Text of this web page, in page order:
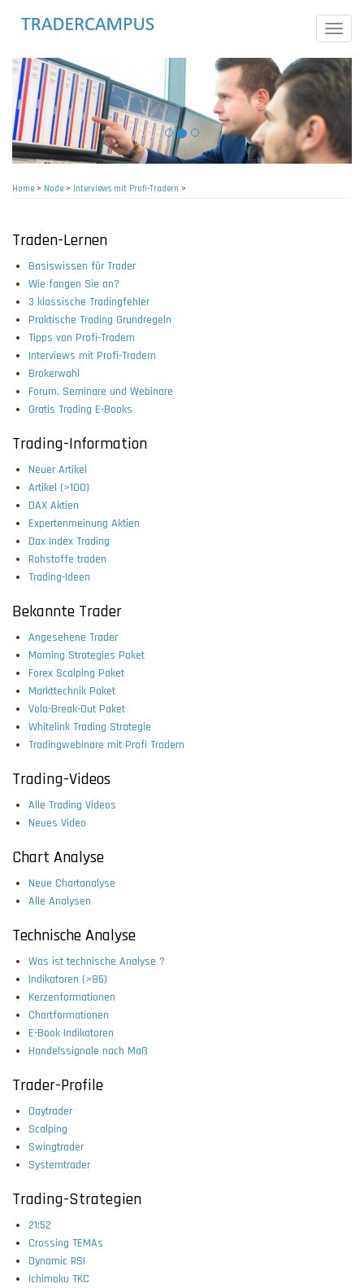
content
Toggle
Home> Node> Interviews mit Profi-Tradern >
Traden-Lernen
Basiswissen für Trader
Wie fangen Sie an?
3 klassische Tradingfehler
Praktische Trading Grundregeln
Tipps von Profi-Tradern
Interviews mit Profi-Tradern
Brokerwahl
Forum, Seminare und Webinare
Gratis Trading E-Books
Trading-Information
Neuer Artikel
Artikel (>100)
DAX Aktien
Expertenmeinung Aktien
Dax Index Trading
Rohstoffe traden
Trading-Ideen
Bekannte Trader
Angesehene Trader
Morning Strategies Paket
Forex Scalping Paket
Markttechnik Paket
Vola-Break-Out Paket
Whitelink Trading Strategie
Tradingwebinare mit Profi Tradern
Trading-Videos
Alle Trading Videos
Neues Video
Chart Analyse
Neue Chartanalyse
Alle Analysen
Technische Analyse
Was ist technische Analyse ?
Indikatoren (>85)
Kerzenformationen
Chartformationen
E-Book Indikatoren
Handelssignale nach Maß
Trader-Profile
Daytrader
Scalping
Swingtrader
Systemtrader
Trading-Strategien
21:52
Crossing TEMAs
Dynamic RSI
Ichimoku TKC